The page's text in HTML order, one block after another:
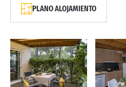
PLANO ALOJAMIENTO